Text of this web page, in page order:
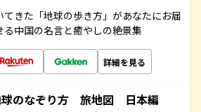
きた「地球の歩き方」があなたにお届
る中国の名言と癒やしの絶景集
詳細を見る
のなぞり方 旅地図 日本編